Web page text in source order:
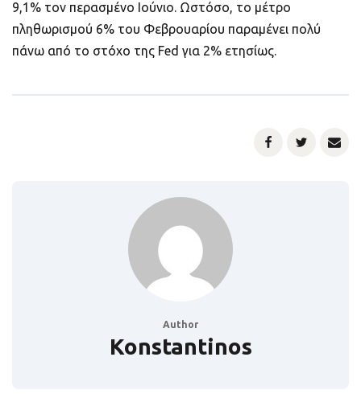
9,1% τον περασμένο Ιούνιο. Ωστόσο, το μέτρο
πληθωρισμού 6% του Φεβρουαρίου παραμένει πολύ
πάνω από το στόχο της Fed για 2% ετησίως.
Author
Konstantinos